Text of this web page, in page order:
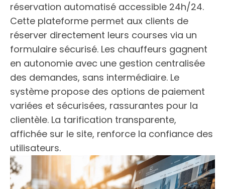
réservation automatisé accessible 24h/24.
Cette plateforme permet aux clients de
réserver directement leurs courses via un
formulaire sécurisé. Les chauffeurs gagnent
en autonomie avec une gestion centralisée
des demandes, sans intermédiaire. Le
système propose des options de paiement
variées et sécurisées, rassurantes pour la
clientèle. La tarification transparente,
affichée sur le site, renforce la confiance des
utilisateurs.